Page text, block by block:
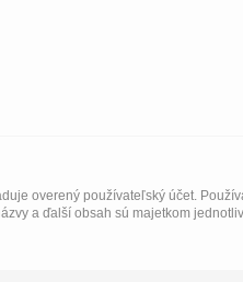
overený používateľský účet.
a ďalší obsah sú majetkom